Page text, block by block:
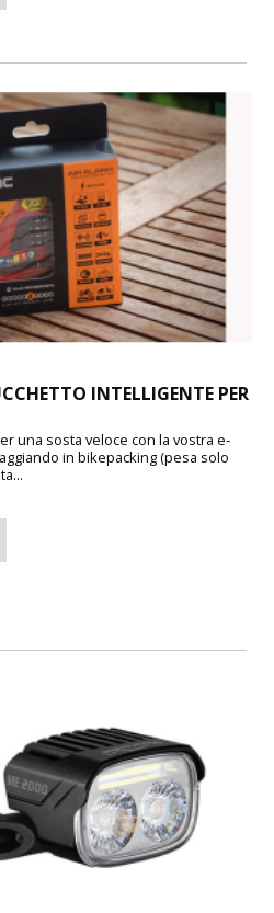
INTELLIGENTE PER
una sosta veloce con la vostra e-
in bikepacking (pesa solo